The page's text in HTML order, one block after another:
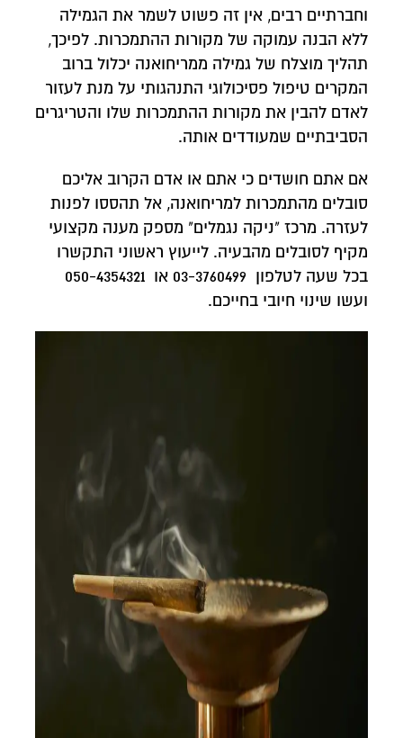
וחברתיים רבים, אין זה פשוט לשמר את הגמילה
ללא הבנה עמוקה של מקורות ההתמכרות. לפיכך,
תהליך מוצלח של גמילה ממריחואנה יכלול ברוב
המקרים טיפול פסיכולוגי התנהגותי על מנת לעזור
לאדם להבין את מקורות ההתמכרות שלו והטריגרים
הסביבתיים שמעודדים אותה.
אם אתם חושדים כי אתם או אדם הקרוב אליכם
סובלים מהתמכרות למריחואנה, אל תהססו לפנות
לעזרה. מרכז "ניקה נגמלים" מספק מענה מקצועי
מקיף לסובלים מהבעיה. לייעוץ ראשוני התקשרו
בכל שעה לטלפון ‎03-3760499 או 050-4354321
ועשו שינוי חיובי בחייכם.